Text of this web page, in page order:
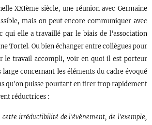
XXIème siècle, une réunion avec Germaine
mais on peut encore communiquer avec
qui elle a travaillé par le biais de l'association
Tortel. Ou bien échanger entre collègues pour
le travail accompli, voir en quoi il est porteur
concernant les éléments du cadre évoqué
qu'on puisse pourtant en tirer trop rapidement
réductrices :
cette irréductibilité de l'évènement, de l'exemple,